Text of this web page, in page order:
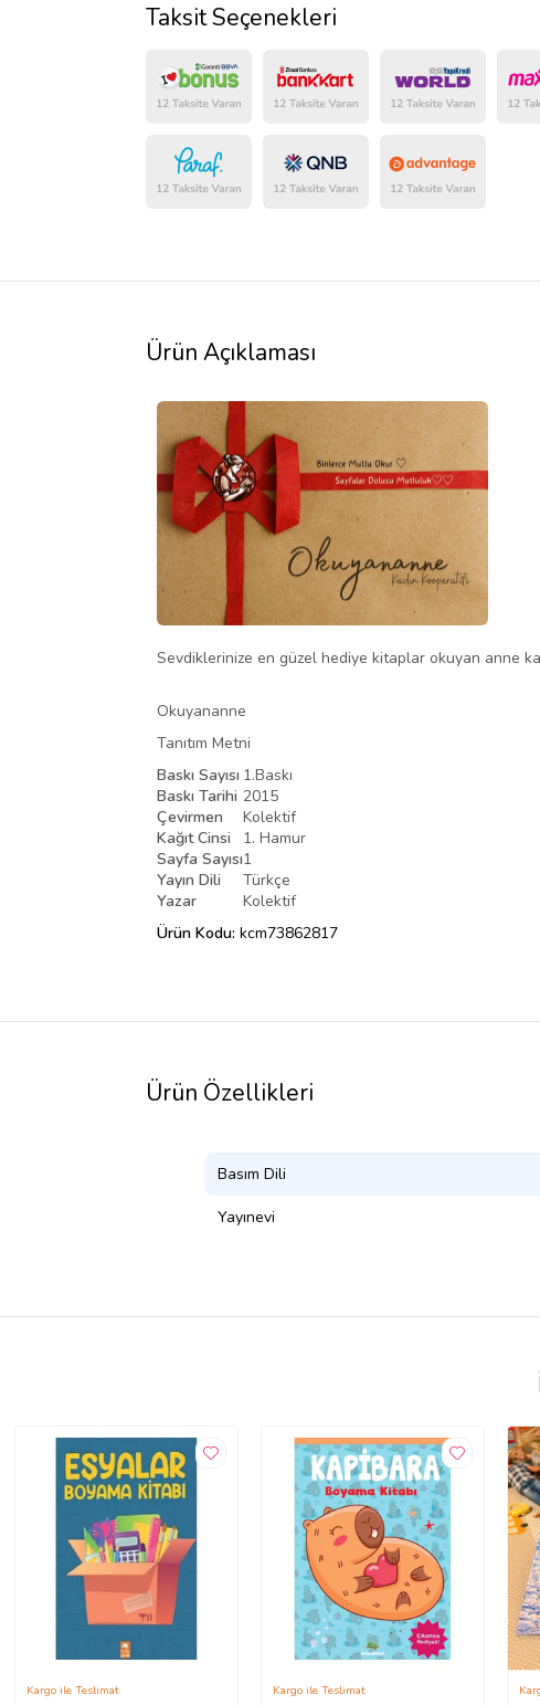
Taksit Seçenekleri
Ürün Açıklaması
Sevdiklerinize en güzel hediye kitaplar okuyan anne
Okuyananne
Tanıtım Metni
Baskı Sayısı 1.Baskı
Baskı Tarihi 2015
Çevirmen
Kolektif
Kağıt Cinsi
1. Hamur
Sayfa Sayısı1
Yayın Dili
Türkçe
Yazar
Kolektif
Ürün Kodu: kcm73862817
Ürün Özellikleri
Basım Dili
Yayınevi
Kargo ile Teslimat Kargo ile Teslimat